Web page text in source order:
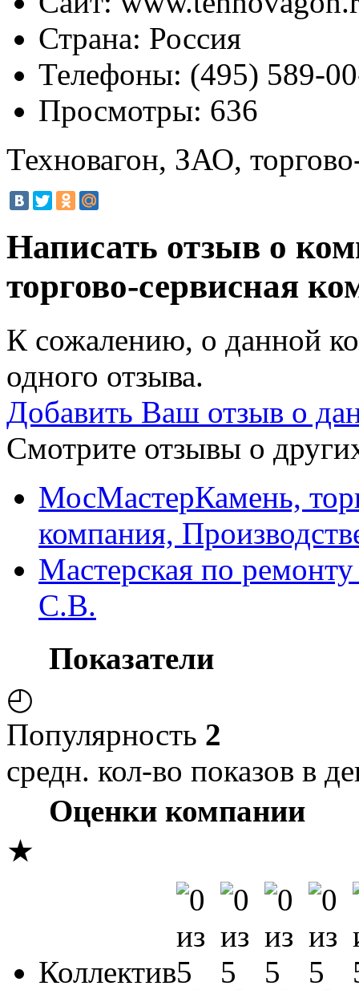
Страна: Россия
Телефоны: (495) 589-
Просмотры: 636
Техновагон, ЗАО,
Написать отзыв о
торгово-сервисная
К сожалению, о данной
одного отзыва.
Добавить Ваш отзыв о
Смотрите отзывы о
МосМастерКамень,
компания,
Мастерская по
С.В.
Показатели
◴
Популярность 2
средн. кол-во показов в
Оценки компании
★
Коллектив